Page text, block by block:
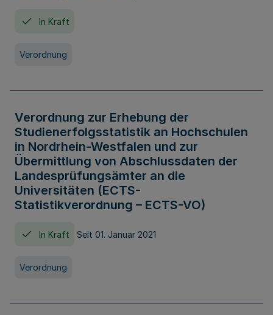
In Kraft
Verordnung
Verordnung zur Erhebung der
Studienerfolgsstatistik an Hochschulen
in Nordrhein-Westfalen und zur
Übermittlung von Abschlussdaten der
Landesprüfungsämter an die
Universitäten (ECTS-
Statistikverordnung – ECTS-VO)
In Kraft Seit 01. Januar 2021
Verordnung